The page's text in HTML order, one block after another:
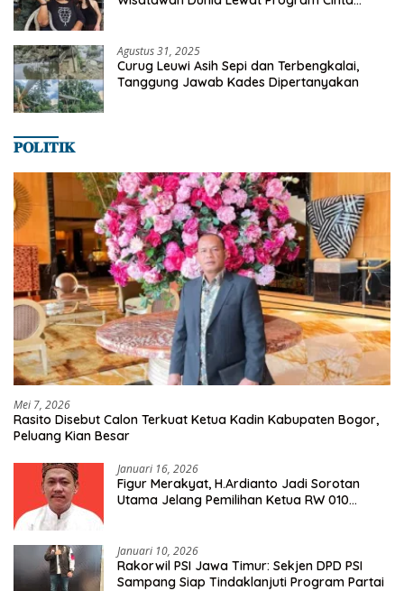
Agustus 31, 2025
Curug Leuwi Asih Sepi dan Terbengkalai,
Tanggung Jawab Kades Dipertanyakan
𝐏𝐎𝐋𝐈𝐓𝐈𝐊
Mei 7, 2026
Rasito Disebut Calon Terkuat Ketua Kadin Kabupaten Bogor,
Peluang Kian Besar
Januari 16, 2026
Figur Merakyat, H.Ardianto Jadi Sorotan
Utama Jelang Pemilihan Ketua RW 010
Januari 10, 2026
Rakorwil PSI Jawa Timur: Sekjen DPD PSI
Sampang Siap Tindaklanjuti Program Partai